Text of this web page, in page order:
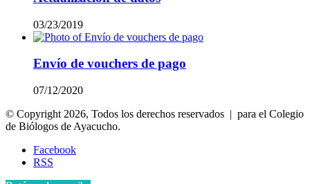
03/23/2019
Envío de vouchers de pago
07/12/2020
© Copyright 2026, Todos los derechos reservados | para el Colegio
de Biólogos de Ayacucho.
Facebook
RSS